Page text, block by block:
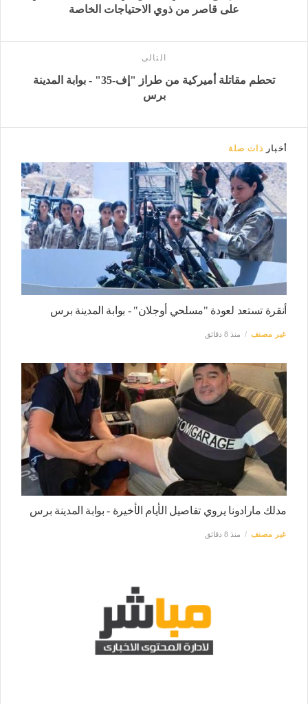
على قاصر من ذوي الاحتياجات الخاصة
التالى
تحطم مقاتلة أميركية من طراز "إف-35" - بوابة المدينة
برس
أخبار ذات صلة
أنقرة تستعد لعودة "مسلحي أوجلان" - بوابة المدينة برس
غير مصنف منذ 8 دقائق
مدلك مارادونا يروي تفاصيل الأيام الأخيرة - بوابة المدينة برس
غير مصنف منذ 8 دقائق